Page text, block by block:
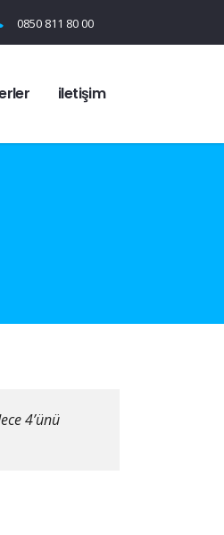
0850 811 80 00
i̇letişim
4’ünü